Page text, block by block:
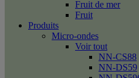
Fruit de mer
Fruit
Produits
Micro-ondes
Voir tout
NN-CS88
NN-DS59